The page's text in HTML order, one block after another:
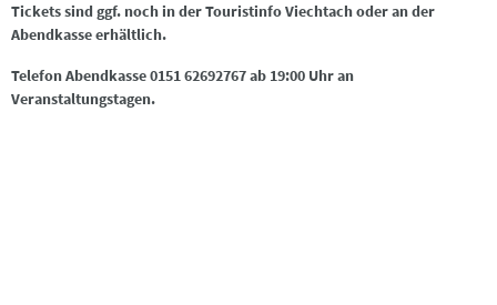
Tickets sind ggf. noch in der Touristinfo Viechtach oder an der
Abendkasse erhältlich.
Telefon Abendkasse 0151 62692767 ab 19:00 Uhr an
Veranstaltungstagen.